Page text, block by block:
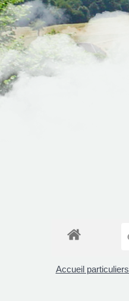
Accueil particuliers